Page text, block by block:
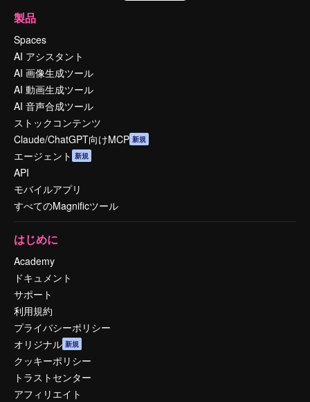
製品
Spaces
AI アシスタント
AI 画像生成ツール
AI 動画生成ツール
AI 音声合成ツール
ストックコンテンツ
Claude/ChatGPT向けMCP 新規
エージェント 新規
API
モバイルアプリ
すべてのMagnificツール
はじめに
Academy
ドキュメント
サポート
利用規約
プライバシーポリシー
オリジナル 新規
クッキーポリシー
トラストセンター
アフィリエイト